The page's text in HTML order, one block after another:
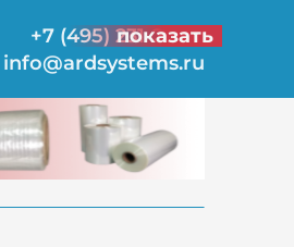
+7 (495) 231-21-00
показать
info@ardsystems.ru